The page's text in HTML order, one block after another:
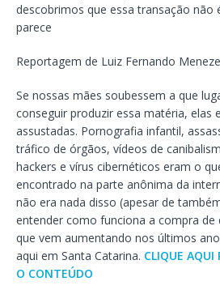
descobrimos que essa transação não
parece
Reportagem de Luiz Fernando
Se nossas mães soubessem a que
conseguir produzir essa matéria, elas
assustadas. Pornografia infantil,
tráfico de órgãos, vídeos de
hackers e vírus cibernéticos eram o
encontrado na parte anônima da
não era nada disso (apesar de
entender como funciona a compra de
que vem aumentando nos últimos
aqui em Santa Catarina. CLIQUE AQUI
O CONTEÚDO